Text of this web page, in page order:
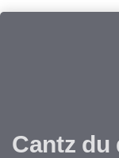
Cantz du